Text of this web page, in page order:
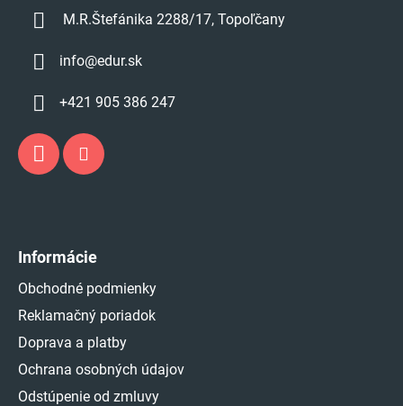
M.R.Štefánika 2288/17, Topoľčany
info@edur.sk
+421 905 386 247
Informácie
Obchodné podmienky
Reklamačný poriadok
Doprava a platby
Ochrana osobných údajov
Odstúpenie od zmluvy